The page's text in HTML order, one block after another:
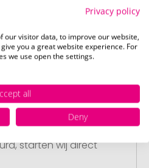
beschikbaar
later aanleveren.
gratis
ontwerp. Zodra u
starten wij direct
Privacy policy
our visitor data, to improve our website,
you a great website experience. For
we use open the settings.
all
Deny